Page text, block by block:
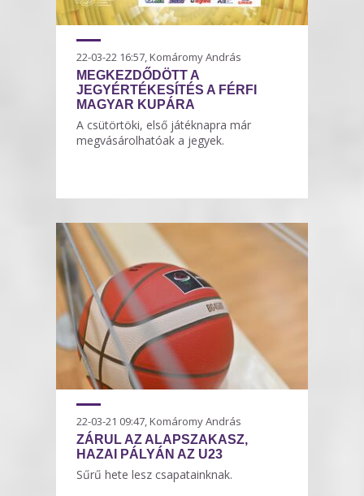
22-03-22 16:57, Komáromy András
MEGKEZDŐDÖTT A
JEGYÉRTÉKESÍTÉS A FÉRFI
MAGYAR KUPÁRA
A csütörtöki, első játéknapra már
megvásárolhatóak a jegyek.
22-03-21 09:47, Komáromy András
ZÁRUL AZ ALAPSZAKASZ,
HAZAI PÁLYÁN AZ U23
Sűrű hete lesz csapatainknak.